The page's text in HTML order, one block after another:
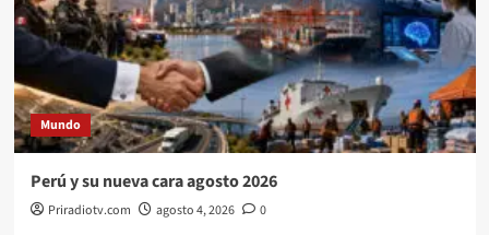
Mundo
Perú y su nueva cara agosto 2026
Priradiotv.com agosto 4, 2026 0